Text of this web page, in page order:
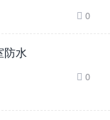
 0
防水
 0